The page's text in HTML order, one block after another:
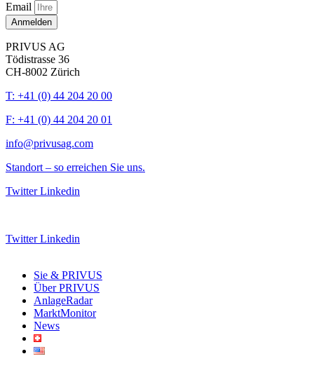
Email
Anmelden
PRIVUS AG
Tödistrasse 36
CH-8002 Zürich
T: +41 (0) 44 204 20 00
F: +41 (0) 44 204 20 01
info@privusag.com
Standort – so erreichen Sie uns.
Twitter Linkedin
Twitter Linkedin
Sie & PRIVUS
Über PRIVUS
AnlageRadar
MarktMonitor
News